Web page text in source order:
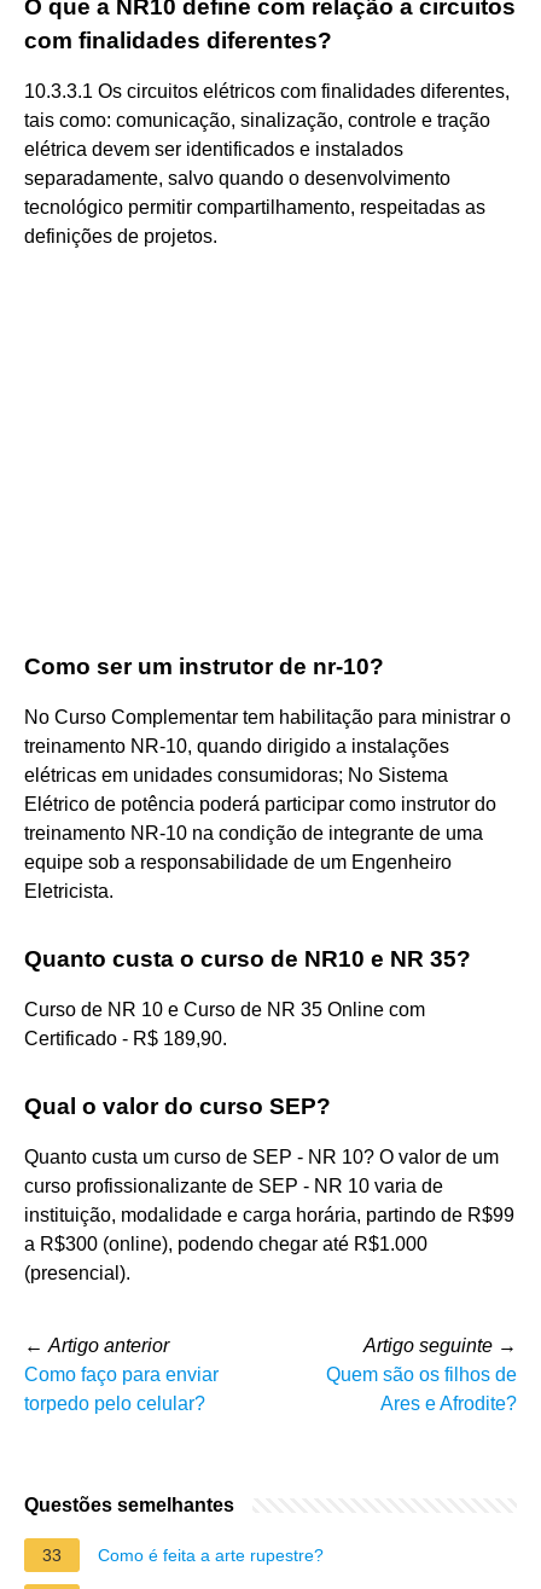
O que a NR10 define com relação a circuitos
com finalidades diferentes?
10.3.3.1 Os circuitos elétricos com finalidades diferentes,
tais como: comunicação, sinalização, controle e tração
elétrica devem ser identificados e instalados
separadamente, salvo quando o desenvolvimento
tecnológico permitir compartilhamento, respeitadas as
definições de projetos.
Como ser um instrutor de nr-10?
No Curso Complementar tem habilitação para ministrar o
treinamento NR-10, quando dirigido a instalações
elétricas em unidades consumidoras; No Sistema
Elétrico de potência poderá participar como instrutor do
treinamento NR-10 na condição de integrante de uma
equipe sob a responsabilidade de um Engenheiro
Eletricista.
Quanto custa o curso de NR10 e NR 35?
Curso de NR 10 e Curso de NR 35 Online com
Certificado - R$ 189,90.
Qual o valor do curso SEP?
Quanto custa um curso de SEP - NR 10? O valor de um
curso profissionalizante de SEP - NR 10 varia de
instituição, modalidade e carga horária, partindo de R$99
a R$300 (online), podendo chegar até R$1.000
(presencial).
← Artigo anterior
Como faço para enviar
torpedo pelo celular?
Artigo seguinte →
Quem são os filhos de
Ares e Afrodite?
Questões semelhantes
33 Como é feita a arte rupestre?